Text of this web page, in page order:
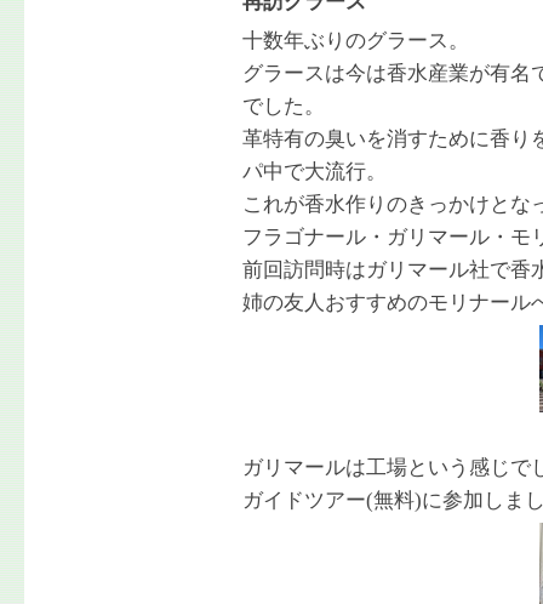
十数年ぶりのグラース。
グラースは今は香水産業が有名
でした。
革特有の臭いを消すために香り
パ中で大流行。
これが香水作りのきっかけとな
フラゴナール・ガリマール・モ
前回訪問時はガリマール社で香
姉の友人おすすめのモリナール
ガリマールは工場という感じで
ガイドツアー(無料)に参加しま